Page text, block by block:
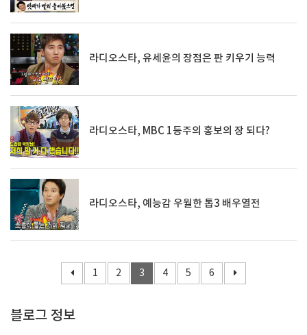
라디오스타, 유세윤의 장점은 판 키우기 능력
라디오스타, MBC 1등주의 홍보의 장 되다?
라디오스타, 예능감 우월한 톱3 배우열전
1 2 3 4 5 6
블로그 정보